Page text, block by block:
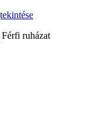
Férfi ruházat